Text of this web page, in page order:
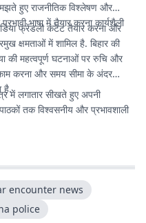
हुए राजनीतिक विश्लेषण और
भाषा में तैयार करना कार्यशैली
फ्रेंडली कंटेंट तैयार करना और
क्षमताओं में शामिल है. बिहार की
की महत्वपूर्ण घटनाओं पर रुचि और
करना और समय सीमा के अंदर
है. में लगातार सीखते हुए अपनी
तक विश्वसनीय और प्रभावशाली
encounter news
police